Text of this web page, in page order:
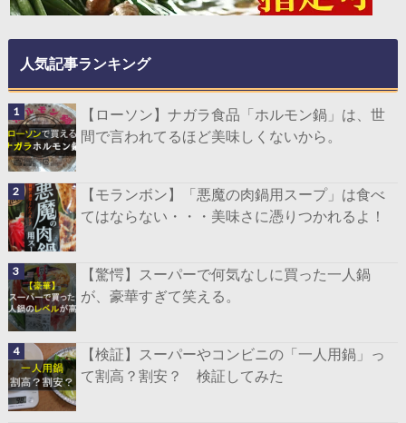
人気記事ランキング
【ローソン】ナガラ食品「ホルモン鍋」は、世
間で言われてるほど美味しくないから。
【モランボン】「悪魔の肉鍋用スープ」は食べ
てはならない・・・美味さに憑りつかれるよ！
【驚愕】スーパーで何気なしに買った一人鍋
が、豪華すぎて笑える。
【検証】スーパーやコンビニの「一人用鍋」っ
て割高？割安？ 検証してみた